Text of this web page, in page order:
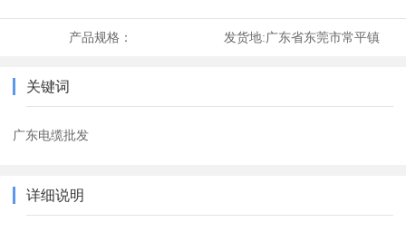
产品规格： 发货地:广东省东莞市常平镇
关键词
广东电缆批发
详细说明